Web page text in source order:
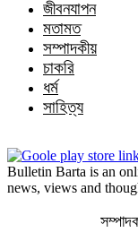
জীবনযাপন
মতামত
সম্পাদকীয়
চাকরি
ধর্ম
সাহিত্য
Bulletin Barta is an
news, views and